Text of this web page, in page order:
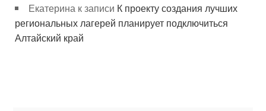
Екатерина к записи К проекту создания лучших
региональных лагерей планирует подключиться
Алтайский край